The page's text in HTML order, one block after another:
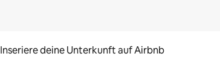
Inseriere deine Unterkunft auf Airbnb